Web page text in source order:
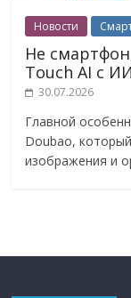
Новости
Не
Touch AI с ИИ
30.07.2026
Главной
Doubao,
изображения и